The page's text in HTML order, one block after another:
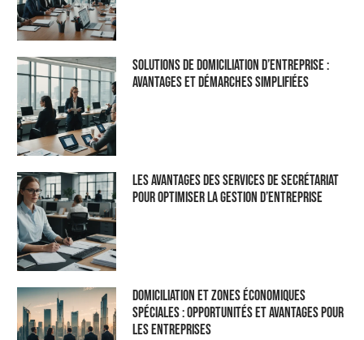
Solutions de domiciliation d’entreprise :
Avantages et démarches simplifiées
Les Avantages des Services de Secrétariat
pour Optimiser la Gestion d’Entreprise
Domiciliation et Zones Économiques
Spéciales : Opportunités et Avantages pour
les Entreprises